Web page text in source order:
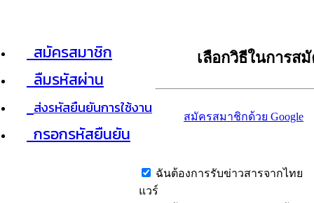
สมัครสมาชิก
ลืมรหัสผ่าน
ส่งรหัสยืนยันการใช้งาน
กรอกรหัสยืนยัน
เลือกวิธีในการส
สมัครสมาชิกด้วย Google
ฉันต้องการรับข่าวสารจากไทย
แวร์